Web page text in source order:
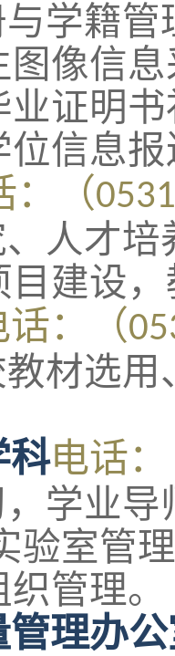
学籍
图像信
业证明
位信息
（0531
人才
目建设
： （
材选
科电话：
学业
验室管
管理。
理办